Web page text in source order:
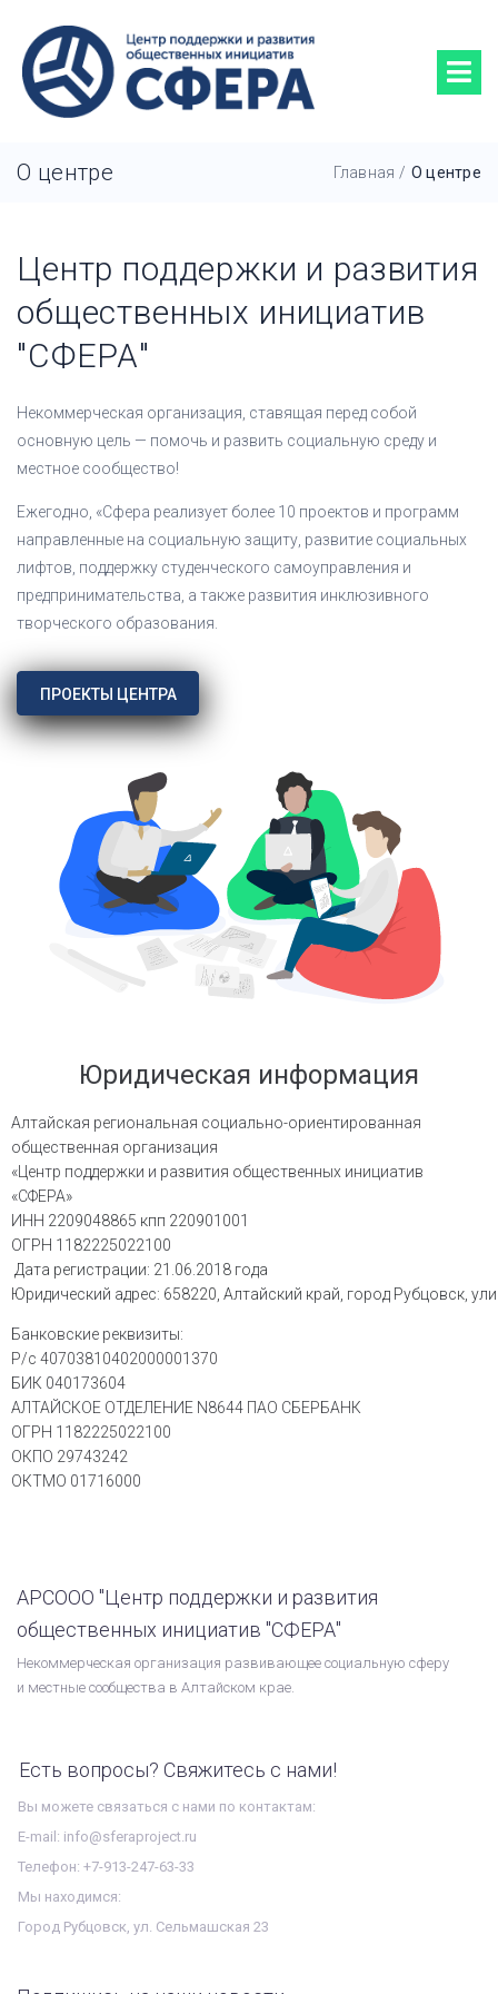
О центре Главная / О центре
Центр поддержки и развития
общественных инициатив
"СФЕРА"
Некоммерческая организация, ставящая перед собой
основную цель — помочь и развить социальную среду и
местное сообщество!
Ежегодно, «Сфера реализует более 10 проектов и программ
направленные на социальную защиту, развитие социальных
лифтов, поддержку студенческого самоуправления и
предпринимательства, а также развития инклюзивного
творческого образования.
ПРОЕКТЫ ЦЕНТРА
Юридическая информация
Алтайская региональная социально-ориентированная
общественная организация
«Центр поддержки и развития общественных инициатив
«СФЕРА»
ИНН 2209048865 кпп 220901001
ОГРН 1182225022100
Дата регистрации: 21.06.2018 года
Юридический адрес: 658220, Алтайский край, город Рубцовск,
Банковские реквизиты:
Р/с 40703810402000001370
БИК 040173604
АЛТАЙСКОЕ ОТДЕЛЕНИЕ N8644 ПАО СБЕРБАНК
ОГРН 1182225022100
ОКПО 29743242
ОКТМО 01716000
АРСООО "Центр поддержки и развития
общественных инициатив "СФЕРА"
Некоммерческая организация развивающее социальную сферу
и местные сообщества в Алтайском крае.
Есть вопросы? Свяжитесь с нами!
Вы можете связаться с нами по контактам:
E-mail: info@sferaproject.ru
Телефон: +7-913-247-63-33
Мы находимся:
Город Рубцовск, ул. Сельмашская 23